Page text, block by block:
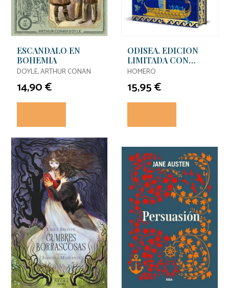
ESCANDALO EN
BOHEMIA
DOYLE, ARTHUR CONAN
14,90 €
ODISEA. EDICION
LIMITADA CON
CANTOS
HOMERO
15,95 €